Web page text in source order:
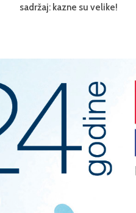
sadržaj: kazne su velike!